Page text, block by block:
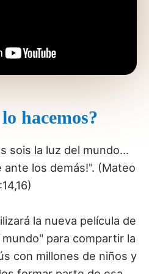
hacemos?
sois la luz del mundo...
ante los demás!". (Mateo
la nueva película de
para compartir la
con millones de niños y